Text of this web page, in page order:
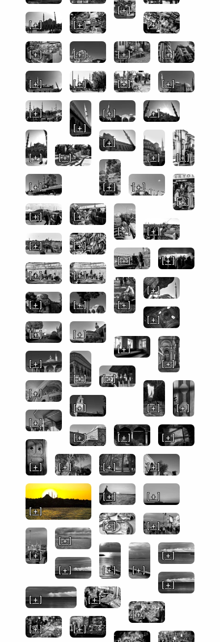
[ + ]
[ + ] [ + ] [ + ]
[ + ] [ + ] [ + ] [ + ]
[ + ] [ + ] [ + ] [ + ]
[ + ]
[ + ]
[ + ] [ + ]
[ + ]
[ + ]
[ + ]
[ + ] [ + ]
[ + ]
[ + ] [ + ]
[ + ] [ + ]
[ + ]
[ + ]
[ + ]
[ + ]
[ + ]
[ + ]
[ + ]
[ + ]
[ + ]
[ + ]
[ + ]
[ + ]
[ + ]
[ + ]
[ + ]
[ + ]
[ + ]
[ + ]
[ + ]
[ + ]
[ + ]
[ + ]
[ + ]
[ + ]
[ + ]
[ + ]
[ + ]
[ + ] [ + ]
[ + ] [ + ] [ + ] [ + ]
[ + ]
[ + ] [ + ]
[ + ] [ + ]
[ + ]
[ + ]
[ + ] [ + ]
[ + ]
[ + ]
[ + ]
[ + ]
[ + ]
[ + ]
[ + ]
[ + ]